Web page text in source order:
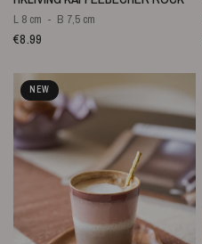
L 8 cm B 7,5 cm
€8.99
NEW